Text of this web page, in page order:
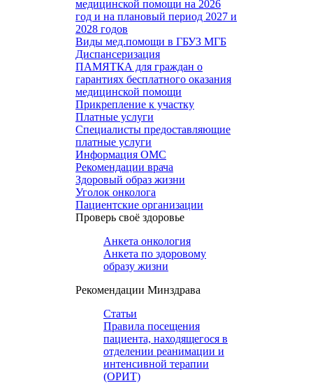
медицинской помощи на 2026
год и на плановый период 2027 и
2028 годов
Виды мед.помощи в ГБУЗ МГБ
Диспансеризация
ПАМЯТКА для граждан о
гарантиях бесплатного оказания
медицинской помощи
Прикрепление к участку
Платные услуги
Специалисты предоставляющие
платные услуги
Информация ОМС
Рекомендации врача
Здоровый образ жизни
Уголок онколога
Пациентские организации
Проверь своё здоровье
Анкета онкология
Анкета по здоровому
образу жизни
Рекомендации Минздрава
Статьи
Правила посещения
пациента, находящегося в
отделении реанимации и
интенсивной терапии
(ОРИТ)